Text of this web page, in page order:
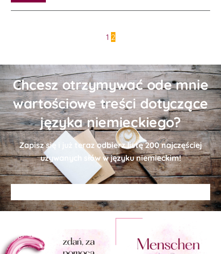
1 2
Chcesz otrzymywać ode mnie
wartościowe treści dotyczące
języka niemieckiego?
Zapisz się i już teraz odbierzlistę200 najczęściej
używanych słów w języku niemieckim!